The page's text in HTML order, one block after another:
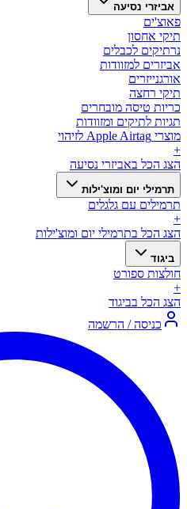
אביזרי נסיעה
פאוצ'ים
תיקי אחסון
נרתיקים לכבלים
אביזרים למזוודות
אורגנייזרים
תיקי רחצה
כריות טיסה מובחרים
תגיות לתיקים ומזוודות
מוצרי Apple Airtag לזיהוי
+
הצג הכל באביזרי נסיעה
תרמילי יום ומוצ'ילות
תרמילים עם גלגלים
+
הצג הכל בתרמילי יום ומוצ'ילות
ביגוד
חולצות ספורט
+
הצג הכל בביגוד
כניסה / הרשמה